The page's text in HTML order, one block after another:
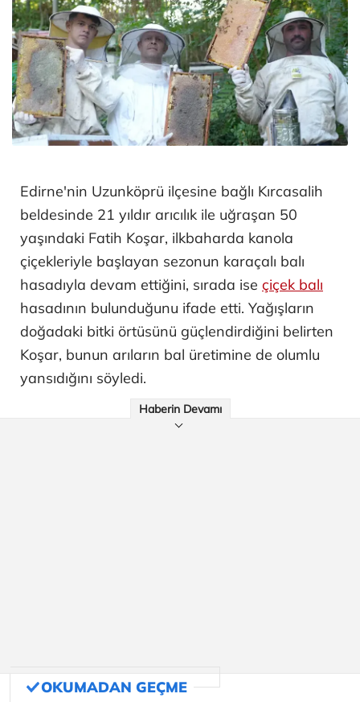
Edirne'nin Uzunköprü ilçesine bağlı Kırcasalih
beldesinde 21 yıldır arıcılık ile uğraşan 50
yaşındaki Fatih Koşar, ilkbaharda kanola
çiçekleriyle başlayan sezonun karaçalı balı
hasadıyla devam ettiğini, sırada ise çiçek balı
hasadının bulunduğunu ifade etti. Yağışların
doğadaki bitki örtüsünü güçlendirdiğini belirten
Koşar, bunun arıların bal üretimine de olumlu
yansıdığını söyledi.
Haberin Devamı